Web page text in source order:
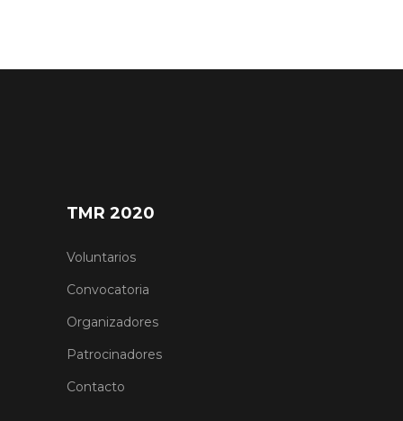
TMR 2020
Voluntarios
Convocatoria
Organizadores
Patrocinadores
Contacto